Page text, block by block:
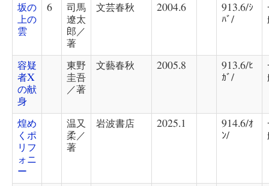
坂の
上の
雲
6
司馬
遼太
郎／
著
文芸春秋 2004.6
913.6/ｼ
ﾊﾞ/
容疑
者X
の献
身
東野
圭吾
／著
文藝春秋 2005.8
913.6/ﾋ
ｶﾞ/
煌め
くポ
リフ
ォニ
ー
温又
柔／
著
岩波書店 2025.1
914.6/ｵ
ﾝ/